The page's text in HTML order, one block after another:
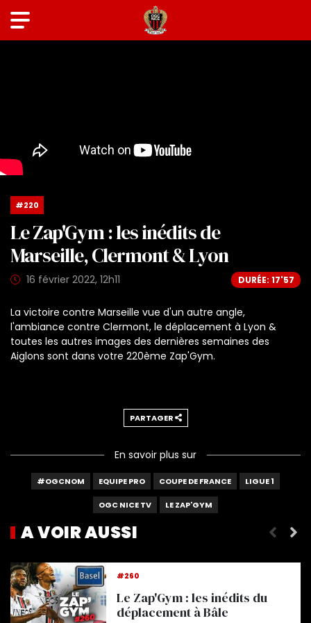
#220
Le Zap'Gym : les inédits de
Marseille, Clermont & Lyon
16 février 2022, 12h11 DURÉE: 17'57
La victoire contre Marseille vue d'un autre angle,
l'ambiance contre Clermont, le déplacement à Lyon &
toutes les autres images des dernières semaines des
Aiglons sont dans votre 220ème Zap'Gym.
PARTAGER
En savoir plus sur
#OGCNOM EQUIPE PRO COUPE DE FRANCE LIGUE 1
OGC NICE TV LE ZAP'GYM
A VOIR AUSSI
#260
Le Zap'Gym : les inédits du
déplacement à Bâle
Le Zap'Gym de la semaine